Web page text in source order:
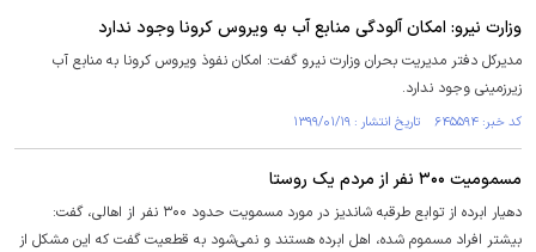
وزارت نیرو: امکان آلودگی منابع آب به ویروس کرونا وجود ندارد
مدیرکل دفتر مدیریت بحران وزارت نیرو گفت: امکان نفوذ ویروس کرونا به منابع آب
زیرزمینی وجود ندارد.
کد خبر: ۶۴۵۵۹۴ تاریخ انتشار : ۱۳۹۹/۰۱/۱۹
مسمومیت ۳۰۰ نفر از مردم یک روستا
دهیار ابرده از توابع طرقبه شاندیز در مورد مسمویت حدود ۳۰۰ نفر از اهالی، گفت:
بیشتر افراد مسموم شده، اهل ابرده هستند و نمی‌شود به قطعیت گفت که این مشکل از